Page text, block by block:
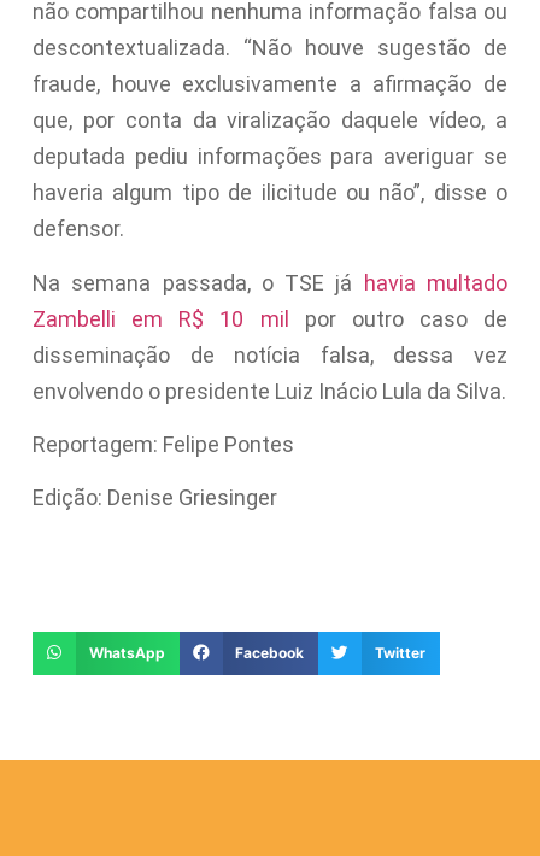
não compartilhou nenhuma informação falsa ou
descontextualizada. “Não houve sugestão de
fraude, houve exclusivamente a afirmação de
que, por conta da viralização daquele vídeo, a
deputada pediu informações para averiguar se
haveria algum tipo de ilicitude ou não”, disse o
defensor.
Na semana passada, o TSE já havia multado
Zambelli em R$ 10 mil por outro caso de
disseminação de notícia falsa, dessa vez
envolvendo o presidente Luiz Inácio Lula da Silva.
Reportagem: Felipe Pontes
Edição: Denise Griesinger
WhatsApp Facebook Twitter